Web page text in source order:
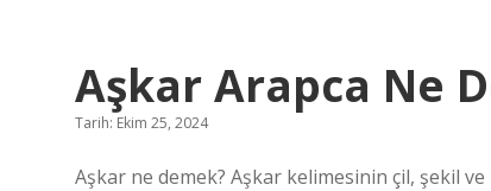
Aşkar Arapca Ne
Tarih: Ekim 25, 2024
Aşkar ne demek? Aşkar kelimesinin çil, şekil